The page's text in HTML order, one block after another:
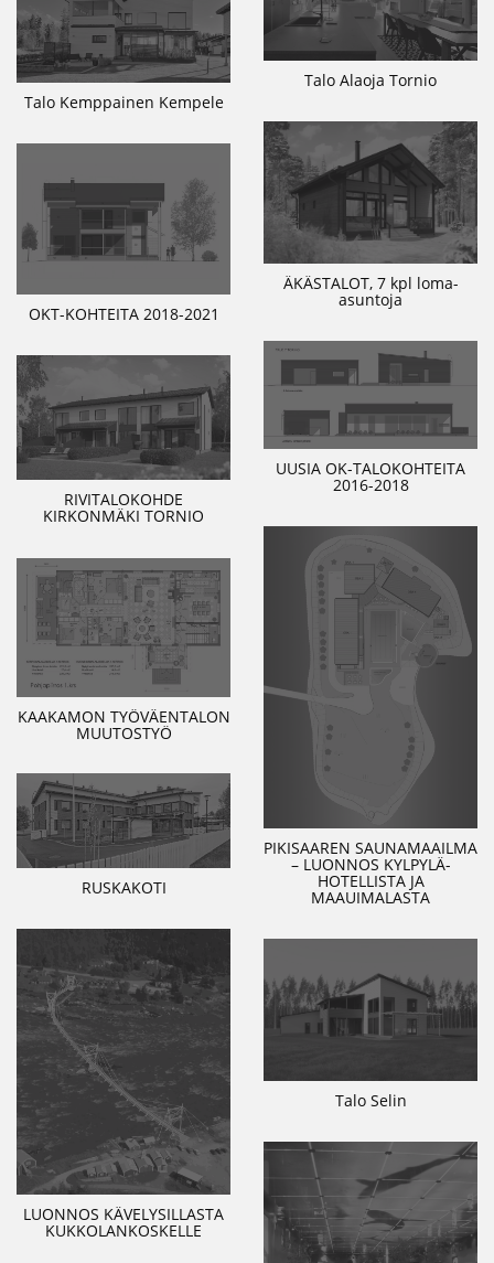
Talo Alaoja Tornio
Talo Kemppainen Kempele
ÄKÄSTALOT, 7 kpl loma-
asuntoja
OKT-KOHTEITA 2018-2021
UUSIA OK-TALOKOHTEITA
2016-2018
RIVITALOKOHDE
KIRKONMÄKI TORNIO
PIKISAAREN SAUNAMAAILMA
– LUONNOS KYLPYLÄ-
HOTELLISTA JA
MAAUIMALASTA
KAAKAMON TYÖVÄENTALON
MUUTOSTYÖ
RUSKAKOTI
LUONNOS KÄVELYSILLASTA
KUKKOLANKOSKELLE
Talo Selin